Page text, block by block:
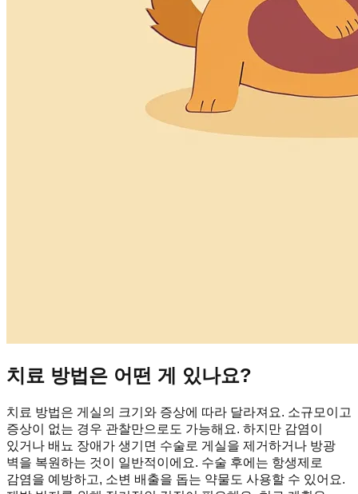
치료 방법은 어떤 게 있나요?
치료 방법은 게실의 크기와 증상에 따라 달라져요. 소규모이고
증상이 없는 경우 관찰만으로도 가능해요. 하지만 감염이
있거나 배뇨 장애가 생기면 수술로 게실을 제거하거나 방광
벽을 복원하는 것이 일반적이에요. 수술 후에는 항생제로
감염을 예방하고, 소변 배출을 돕는 약물도 사용할 수 있어요.